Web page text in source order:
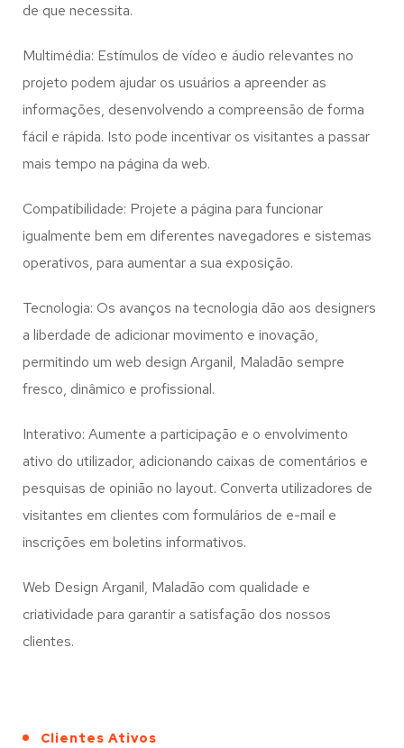
de que necessita.
Multimédia: Estímulos de vídeo e áudio relevantes no
projeto podem ajudar os usuários a apreender as
informações, desenvolvendo a compreensão de forma
fácil e rápida. Isto pode incentivar os visitantes a passar
mais tempo na página da web.
Compatibilidade: Projete a página para funcionar
igualmente bem em diferentes navegadores e sistemas
operativos, para aumentar a sua exposição.
Tecnologia: Os avanços na tecnologia dão aos designers
a liberdade de adicionar movimento e inovação,
permitindo um web design Arganil, Maladão sempre
fresco, dinâmico e profissional.
Interativo: Aumente a participação e o envolvimento
ativo do utilizador, adicionando caixas de comentários e
pesquisas de opinião no layout. Converta utilizadores de
visitantes em clientes com formulários de e-mail e
inscrições em boletins informativos.
Web Design Arganil, Maladão com qualidade e
criatividade para garantir a satisfação dos nossos
clientes.
Clientes Ativos